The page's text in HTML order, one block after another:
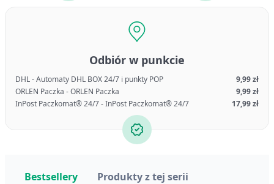
Odbiór w punkcie
DHL - Automaty DHL BOX 24/7 i punkty POP
9,99 zł
ORLEN Paczka - ORLEN Paczka
9,99 zł
InPost Paczkomat® 24/7 - InPost Paczkomat® 24/7
17,99 zł
Bestsellery Produkty z tej serii